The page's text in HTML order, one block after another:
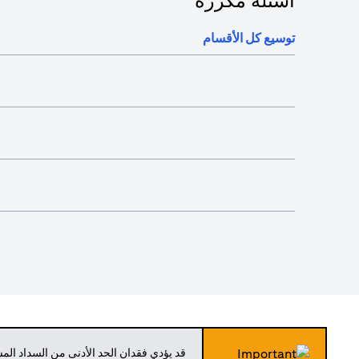
توسيع كل الأقسام
قد يؤدي فقدان الحد الأدنى من السداد